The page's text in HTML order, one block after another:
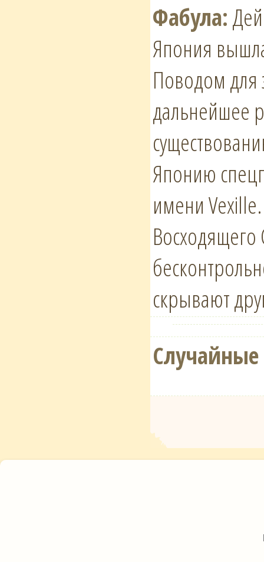
Фабула:
Япония
Поводом для
дальнейшее
Японию
имени
Восходящего
скрывают